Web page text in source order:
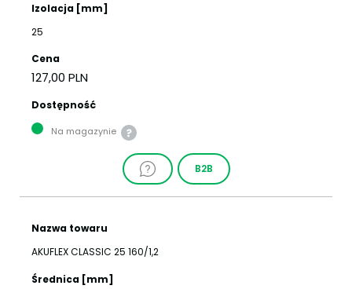
Izolacja [mm]
25
Cena
127,00 PLN
Dostępność
Na magazynie
B2B
Nazwa towaru
AKUFLEX CLASSIC 25 160/1,2
Średnica [mm]